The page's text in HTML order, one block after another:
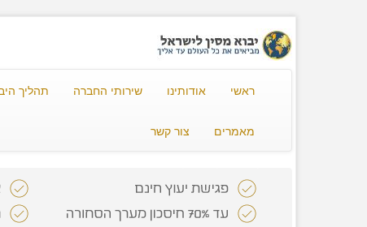
ראשי אודותינו שירותי החברה תהליך
מאמרים צור קשר